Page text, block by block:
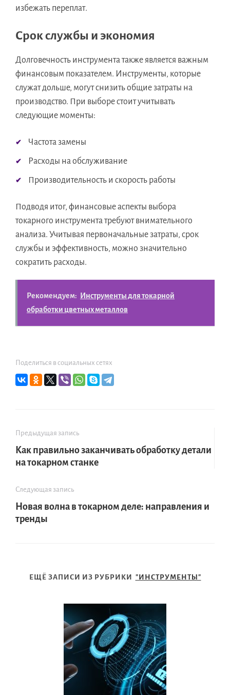
избежать переплат.
Срок службы и экономия
Долговечность инструмента также является важным
финансовым показателем. Инструменты, которые
служат дольше, могут снизить общие затраты на
производство. При выборе стоит учитывать
следующие моменты:
Частота замены
Расходы на обслуживание
Производительность и скорость работы
Подводя итог, финансовые аспекты выбора
токарного инструмента требуют внимательного
анализа. Учитывая первоначальные затраты, срок
службы и эффективность, можно значительно
сократить расходы.
Рекомендуем:
Инструменты для токарной
обработки цветных металлов
Поделиться в социальных сетях
Предыдущая запись
Как правильно заканчивать обработку детали
на токарном станке
Следующая запись
Новая волна в токарном деле: направления и
тренды
ЕЩЁ ЗАПИСИ ИЗ РУБРИКИ "ИНСТРУМЕНТЫ"